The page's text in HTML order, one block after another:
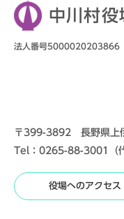
中川村役
法人番号5000020203866
〒399-3892 長野県上
Tel：0265-88-3001
役場へのアクセス